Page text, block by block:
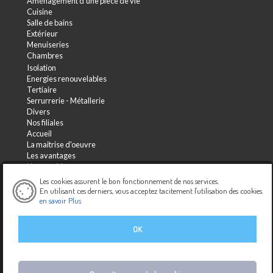
Les cookies assurent le bon fonctionnement de nos services.
En utilisant ces derniers, vous acceptez tacitement l'utilisation des cookies.
en savoir Plus
OK
Cuisine
Salle de bains
Extérieur
Menuiseries
Chambres
Isolation
Energies renouvelables
Tertiaire
Serrurrerie - Métallerie
Divers
Nos filiales
Accueil
La maitrise d'oeuvre
Les avantages
Notre métier
Maisons individuelles
Les projets
Les réalisations
Rénovations